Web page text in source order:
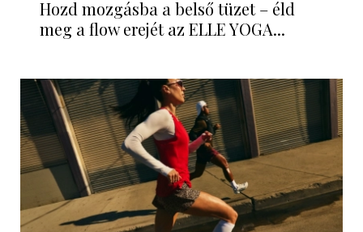
Hozd mozgásba a belső tüzet – éld
meg a flow erejét az ELLE YOGA...